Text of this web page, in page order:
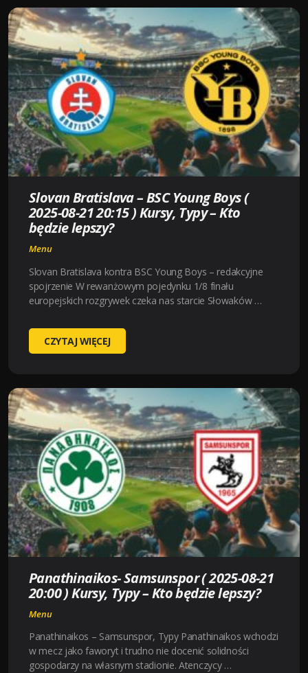
GENK
(2025-
21
20:30)
KURSY,
TYPY
–
KTO
BĘDZIE
LEPSZY?
Slovan Bratislava – BSC Young Boys (
2025-08-21 20:15 ) Kursy, Typy – Kto
będzie lepszy?
Menu
Slovan Bratislava kontra BSC Young Boys – redakcyjne
spojrzenie W rewanżowym pojedynku 1/8 finału
europejskich rozgrywek czeka nas starcie Słowaków …
SLOVAN
BRATISLAVA
BSC
YOUNG
(
2025-
08-
21
20:15
)
KURSY,
TYPY
–
KTO
BĘDZIE
CZYTAJ WIĘCEJ
Panathinaikos- Samsunspor ( 2025-08-21
20:00 ) Kursy, Typy – Kto będzie lepszy?
Menu
Panathinaikos – Samsunspor, Typy Panathinaikos wchodzi
w mecz jako faworyt i trudno nie docenić solidności
gospodarzy na własnym stadionie. Atenczycy …